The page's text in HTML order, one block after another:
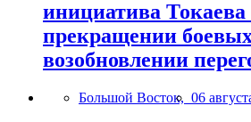
инициатива Токаева
прекращении
возобновлении
Большой Восток, 06